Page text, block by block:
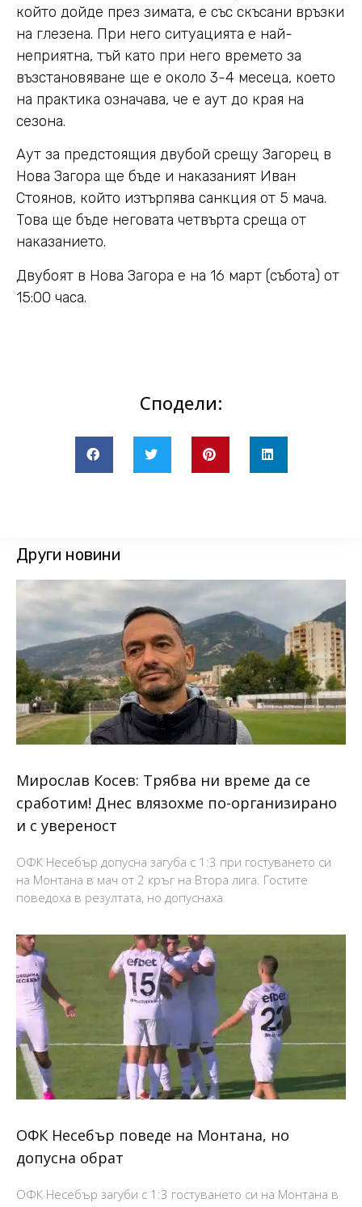
който дойде през зимата, е със скъсани връзки
на глезена. При него ситуацията е най-
неприятна, тъй като при него времето за
възстановяване ще е около 3-4 месеца, което
на практика означава, че е аут до края на
сезона.
Аут за предстоящия двубой срещу Загорец в
Нова Загора ще бъде и наказаният Иван
Стоянов, който изтърпява санкция от 5 мача.
Това ще бъде неговата четвърта среща от
наказанието.
Двубоят в Нова Загора е на 16 март (събота) от
15:00 часа.
Сподели:
Други новини
Мирослав Косев: Трябва ни време да се
сработим! Днес влязохме по-организирано
и с увереност
ОФК Несебър допусна загуба с 1:3 при гостуването си
на Монтана в мач от 2 кръг на Втора лига. Гостите
поведоха в резултата, но допуснаха
ОФК Несебър поведе на Монтана, но
допусна обрат
ОФК Несебър загуби с 1:3 гостуването си на Монтана в